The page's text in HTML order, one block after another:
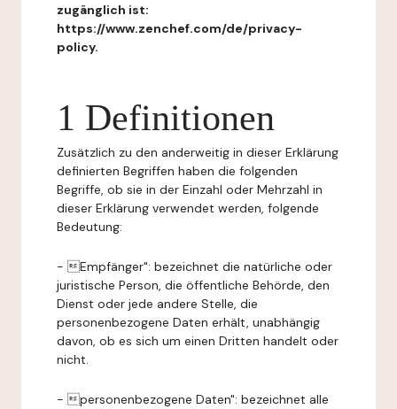
zugänglich ist:
https://www.zenchef.com/de/privacy-
policy.
1 Definitionen
Zusätzlich zu den anderweitig in dieser Erklärung
definierten Begriffen haben die folgenden
Begriffe, ob sie in der Einzahl oder Mehrzahl in
dieser Erklärung verwendet werden, folgende
Bedeutung:
- Empfänger": bezeichnet die natürliche oder
juristische Person, die öffentliche Behörde, den
Dienst oder jede andere Stelle, die
personenbezogene Daten erhält, unabhängig
davon, ob es sich um einen Dritten handelt oder
nicht.
- personenbezogene Daten": bezeichnet alle